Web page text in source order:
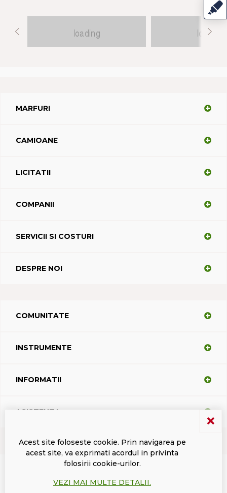
MARFURI
CAMIOANE
LICITATII
COMPANII
SERVICII SI COSTURI
DESPRE NOI
COMUNITATE
INSTRUMENTE
INFORMATII
ASISTENTA
Politica de confidentialitate
© 2026 DacodaSoft SRL
Acest site foloseste cookie. Prin navigarea pe
acest site, va exprimati acordul in privinta
folosirii cookie-urilor.
VEZI MAI MULTE DETALII.